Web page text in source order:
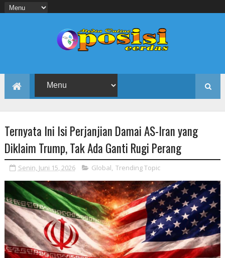
Ternyata Ini Isi Perjanjian Damai AS-Iran yang
Diklaim Trump, Tak Ada Ganti Rugi Perang
Senin, Juni 15, 2026 Global, Trending Topic